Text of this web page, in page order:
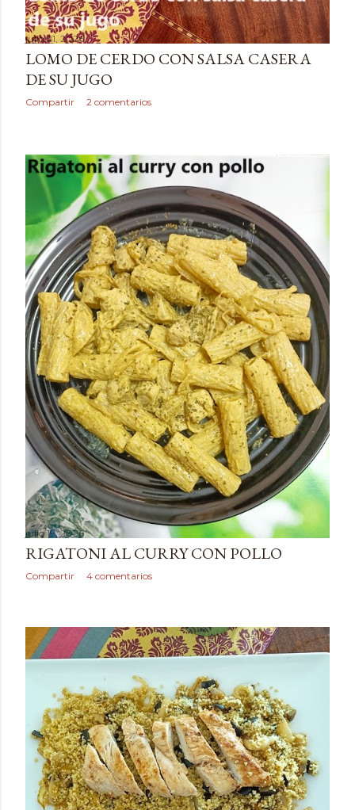
julio 21, 2026
LOMO DE CERDO CON SALSA CASERA
DE SU JUGO
Compartir 2 comentarios
julio 19, 2026
RIGATONI AL CURRY CON POLLO
Compartir 4 comentarios